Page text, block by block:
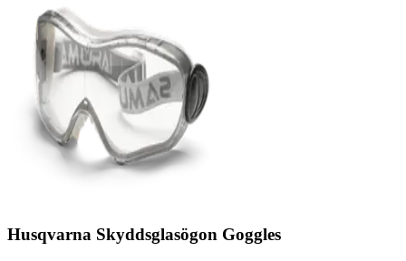
Husqvarna Skyddsglasögon Goggles